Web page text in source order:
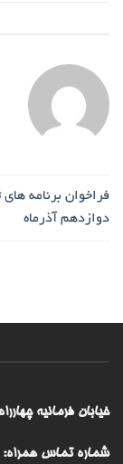
فراخوان برنامه
دوازدهم آذرماه
خیابان فرمانیه چهارراه
شماره تماس همراه: 09912518240